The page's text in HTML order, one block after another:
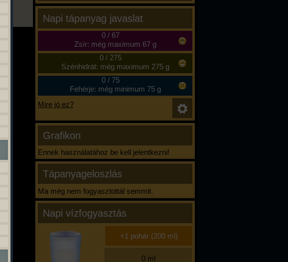
Napi tápanyag javaslat
0/ 67
Zsír: még maximum 67 g
0/ 275
Szénhidrát: még maximum 275 g
0/ 75
Fehérje: még minimum 75 g
Mire jó ez?
Grafikon
Ennek használatához be kell jelentkezni!
Tápanyageloszlás
Ma még nem fogyasztottál semmit.
Napi vízfogyasztás